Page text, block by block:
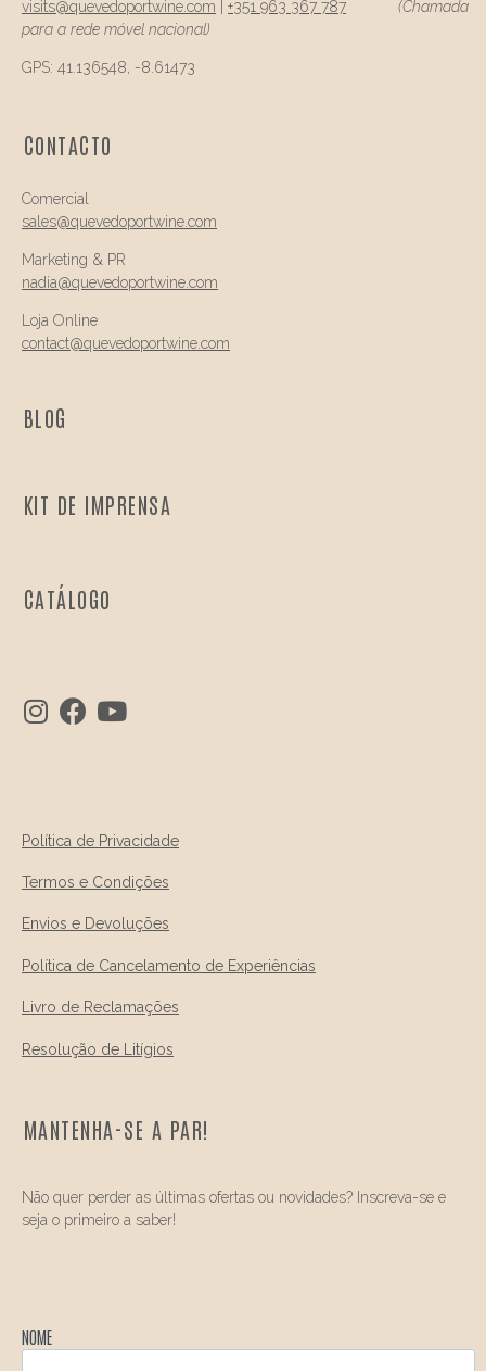
visits@quevedoportwine.com +351 963 367 787
(Chamada
para a rede móvel nacional)
GPS: 41.136548, -8.61473
CONTACTO
Comercial
sales@quevedoportwine.com
Marketing & PR
nadia@quevedoportwine.com
Loja Online
contact@quevedoportwine.com
BLOG
KIT DE IMPRENSA
CATÁLOGO
Política de Privacidade
Termos e Condições
Envios e Devoluções
Política de Cancelamento de Experiências
Livro de Reclamações
Resolução de Litígios
MANTENHA-SE A PAR!
Não quer perder as últimas ofertas ou novidades? Inscreva-se e
seja o primeiro a saber!
NOME